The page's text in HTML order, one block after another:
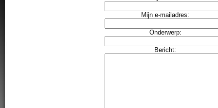
Mijn e-mailadres:
Onderwerp:
Bericht: